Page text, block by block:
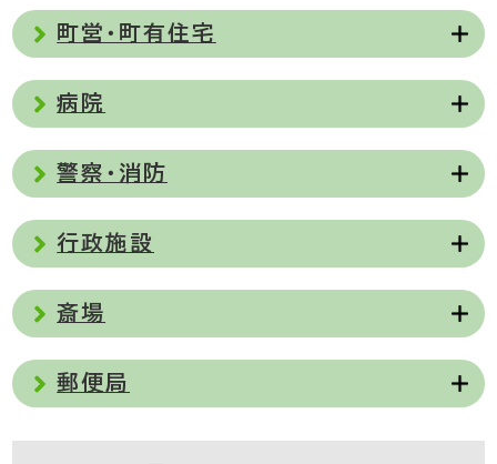
町営・町有住宅
病院
警察・消防
行政施設
斎場
郵便局